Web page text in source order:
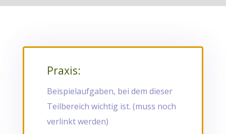
Praxis:
Beispielaufgaben, bei dem dieser
Teilbereich wichtig ist. (muss noch
verlinkt werden)